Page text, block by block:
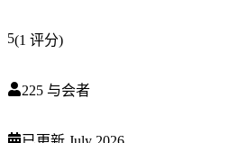
5(1 评分)
225 与会者